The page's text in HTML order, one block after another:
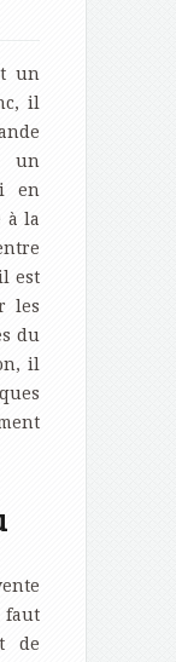
un
il
un
en
à la
est
les
du
il
de